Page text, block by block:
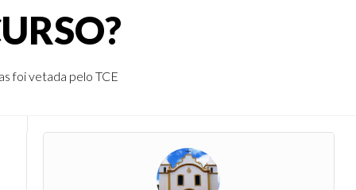
foi vetada pelo TCE